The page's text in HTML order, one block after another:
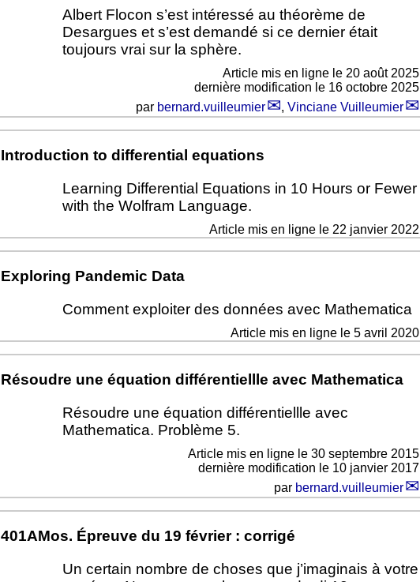
Albert Flocon s’est intéressé au théorème de
Desargues et s’est demandé si ce dernier était
toujours vrai sur la sphère.
Article mis en ligne le 20 août 2025
dernière modification le 16 octobre 2025
par bernard.vuilleumier , Vinciane Vuilleumier
Introduction to differential equations
Learning Differential Equations in 10 Hours or Fewer
with the Wolfram Language.
Article mis en ligne le 22 janvier 2022
Exploring Pandemic Data
Comment exploiter des données avec Mathematica
Article mis en ligne le 5 avril 2020
Résoudre une équation différentiellle avec Mathematica
Résoudre une équation différentiellle avec
Mathematica. Problème 5.
Article mis en ligne le 30 septembre 2015
dernière modification le 10 janvier 2017
par bernard.vuilleumier
401AMos. Épreuve du 19 février : corrigé
Un certain nombre de choses que j’imaginais à votre